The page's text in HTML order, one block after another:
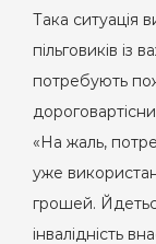
Така ситуація
пільговиків із
потребують
«На жаль,
уже
грошей.
інвалідність